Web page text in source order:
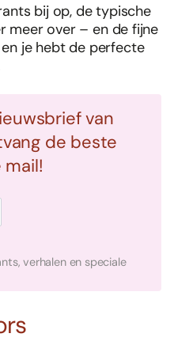
bij op, de typische
meer over – en de fijne
je hebt de perfecte
van
de beste
verhalen en speciale